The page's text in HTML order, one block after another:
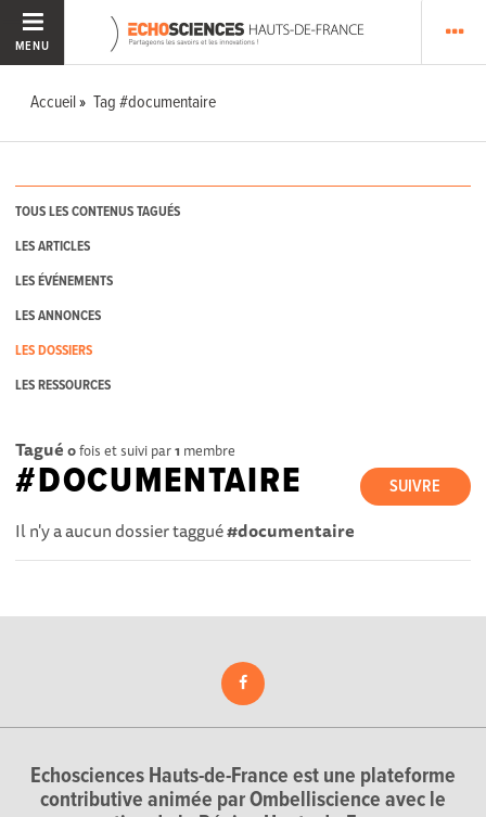
MENU
Accueil Tag #documentaire
TOUS LES CONTENUS TAGUÉS
LES ARTICLES
LES ÉVÉNEMENTS
LES ANNONCES
LES DOSSIERS
LES RESSOURCES
Tagué 0fois et suivi par1 membre
SUIVRE
#DOCUMENTAIRE
Il n'y a aucun dossier taggué#documentaire
Echosciences Hauts-de-France est une plateforme
contributive animée par Ombelliscience avec le